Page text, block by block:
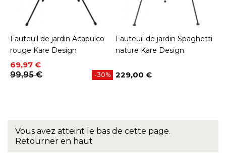
Fauteuil de jardin Acapulco
rouge Kare Design
Prix
69,97 €
Prix de base
99,95 €
-30%
Fauteuil de jardin Spaghetti
nature Kare Design
Prix
229,00 €
Vous avez atteint le bas de cette page.
Retourner en haut